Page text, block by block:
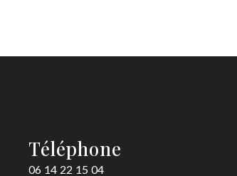
Téléphone
06 14 22 15 04